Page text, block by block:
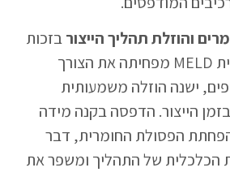
והוזלת תהליך הייצורבזכות
העובדה שטכנולוגיית MELD מפחיתה את הצורך
ישנה הוזלה משמעותית
הייצור. הדפסה בקנה מידה
הפסולת החומרית, דבר
הכלכלית של התהליך ומשפר את